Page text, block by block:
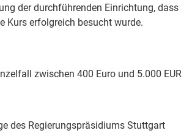
der durchführenden Einrichtung, dass
Kurs erfolgreich besucht wurde.
zwischen 400 Euro und 5.000 EUR
des Regierungspräsidiums Stuttgart